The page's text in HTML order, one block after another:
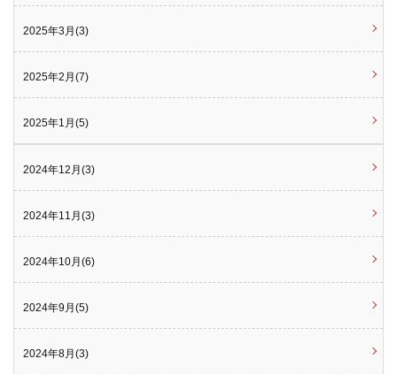
2025年3月(3)
2025年2月(7)
2025年1月(5)
2024年12月(3)
2024年11月(3)
2024年10月(6)
2024年9月(5)
2024年8月(3)